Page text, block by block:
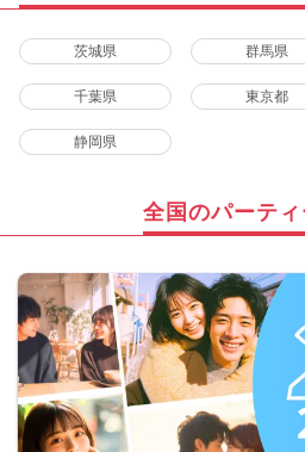
茨城県 群馬県
千葉県 東京都
静岡県
全国のパーテ